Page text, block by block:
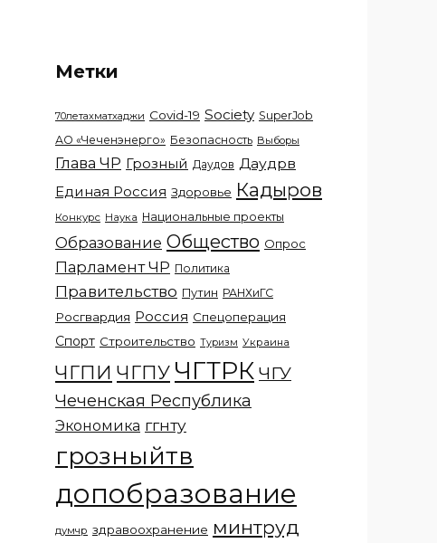
Метки
70летахматхаджи Covid-19 Society SuperJob
АО «Чеченэнерго» Безопасность Выборы
Глава ЧР Грозный Даудов Даудрв
Единая Россия Здоровье Кадыров
Конкурс Наука Национальные проекты
Образование Общество Опрос
Парламент ЧР Политика
Правительство Путин РАНХиГС
Росгвардия Россия Спецоперация
Спорт Строительство Туризм Украина
ЧГПИ ЧГПУ ЧГТРК ЧГУ
Чеченская Республика
Экономика ггнту
грозныйтв
допобразование
думчр здравоохранение минтруд